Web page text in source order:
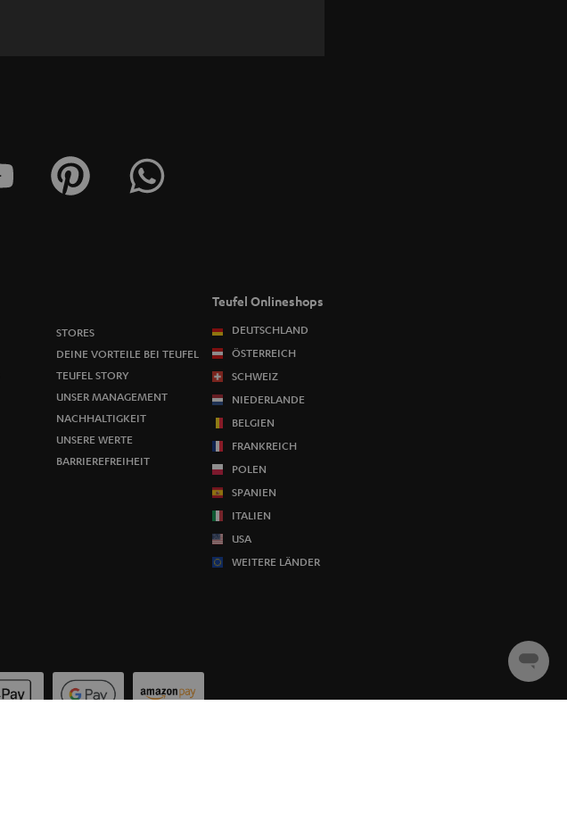
STORES
DEINE VORTEILE BEI TEUFEL
TEUFEL STORY
UNSER MANAGEMENT
NACHHALTIGKEIT
UNSERE WERTE
BARRIEREFREIHEIT
Teufel Onlineshops
DEUTSCHLAND
ÖSTERREICH
SCHWEIZ
NIEDERLANDE
BELGIEN
FRANKREICH
POLEN
SPANIEN
ITALIEN
USA
WEITERE LÄNDER
Chat
starten